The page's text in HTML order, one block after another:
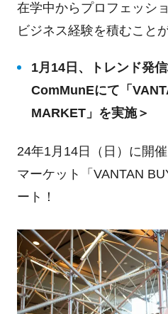
在学中からプロフェッシ
ビジネス経験を積むこと
1月14日、トレンド発
ComMunEにて「
MARKET」を実施＞
24年1月14日（日）に開
マーケット「VANTAN
ート！